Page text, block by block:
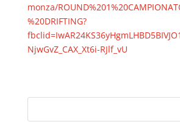
monza/
%20DRIFTING?
NjwGvZ_CAX_Xt6i-RJlf_vU